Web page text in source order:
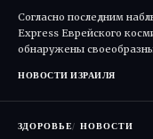
Согласно последним
Express Еврейского
обнаружены
НОВОСТИ ИЗРАИЛЯ
ЗДОРОВЬЕ НОВОСТИ